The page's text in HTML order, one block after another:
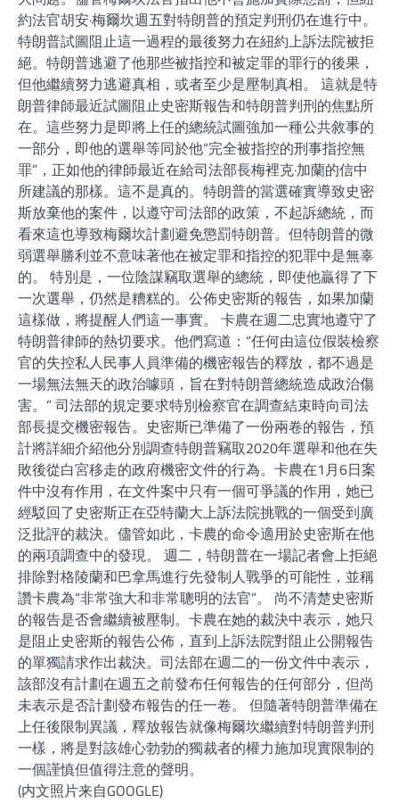
約法官胡安·梅爾坎週五對特朗普的預定判刑仍在進行中。
特朗普試圖阻止這一過程的最後努力在紐約上訴法院被拒
絕。特朗普逃避了他那些被指控和被定罪的罪行的後果，
但他繼續努力逃避真相，或者至少是壓制真相。 這就是特
朗普律師最近試圖阻止史密斯報告和特朗普判刑的焦點所
在。這些努力是即將上任的總統試圖強加一種公共敘事的
一部分，即他的選舉等同於他“完全被指控的刑事指控無
罪”，正如他的律師最近在給司法部長梅裡克·加蘭的信中
所建議的那樣。這不是真的。特朗普的當選確實導致史密
斯放棄他的案件，以遵守司法部的政策，不起訴總統，而
看來這也導致梅爾坎計劃避免懲罰特朗普。但特朗普的微
弱選舉勝利並不意味著他在被定罪和指控的犯罪中是無辜
的。 特別是，一位陰謀竊取選舉的總統，即使他贏得了下
一次選舉，仍然是糟糕的。公佈史密斯的報告，如果加蘭
這樣做，將提醒人們這一事實。 卡農在週二忠實地遵守了
特朗普律師的熱切要求。他們寫道：“任何由這位假裝檢察
官的失控私人民事人員準備的機密報告的釋放，都不過是
一場無法無天的政治噱頭，旨在對特朗普總統造成政治傷
害。” 司法部的規定要求特別檢察官在調查結束時向司法
部長提交機密報告。史密斯已準備了一份兩卷的報告，預
計將詳細介紹他分別調查特朗普竊取2020年選舉和他在失
敗後從白宮移走的政府機密文件的行為。卡農在1月6日案
件中沒有作用，在文件案中只有一個可爭議的作用，她已
經駁回了史密斯正在亞特蘭大上訴法院挑戰的一個受到廣
泛批評的裁決。儘管如此，卡農的命令適用於史密斯在他
的兩項調查中的發現。 週二，特朗普在一場記者會上拒絕
排除對格陵蘭和巴拿馬進行先發制人戰爭的可能性，並稱
讚卡農為“非常強大和非常聰明的法官”。 尚不清楚史密斯
的報告是否會繼續被壓制。卡農在她的裁決中表示，她只
是阻止史密斯的報告公佈，直到上訴法院對阻止公開報告
的單獨請求作出裁決。司法部在週二的一份文件中表示，
該部沒有計劃在週五之前發布任何報告的任何部分，但尚
未表示是否計劃發布報告的任一卷。 但隨著特朗普準備在
上任後限制異議，釋放報告就像梅爾坎繼續對特朗普判刑
一樣，將是對該雄心勃勃的獨裁者的權力施加現實限制的
一個謹慎但值得注意的聲明。
(内文照片来自GOOGLE)